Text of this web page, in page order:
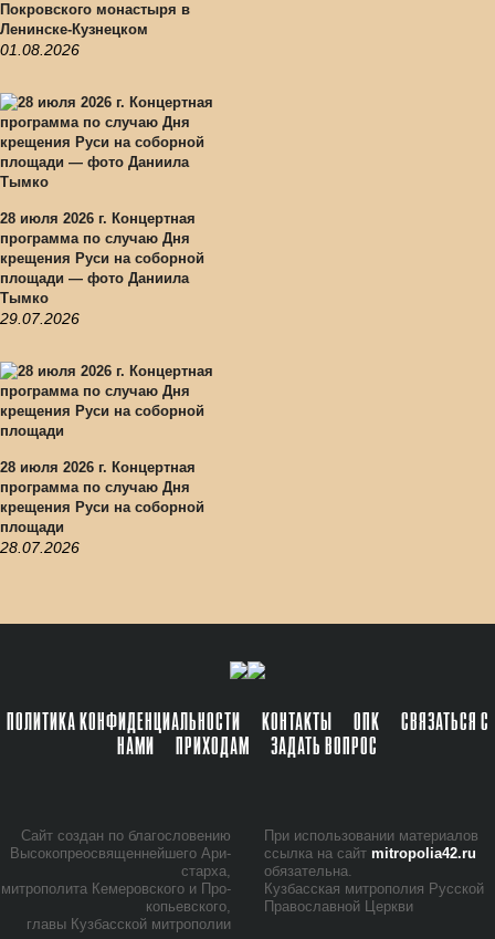
Покровского монастыря в
Ленинске-Кузнецком
01.08.2026
28 июля 2026 г. Концертная
программа по случаю Дня
крещения Руси на соборной
площади — фото Даниила
Тымко
29.07.2026
28 июля 2026 г. Концертная
программа по случаю Дня
крещения Руси на соборной
площади
28.07.2026
ПОЛИТИКА КОНФИДЕНЦИАЛЬНОСТИ КОНТАКТЫ ОПК
СВЯЗАТЬСЯ С
НАМИ
ПРИХОДАМ ЗАДАТЬ ВОПРОС
Сайт со­здан по бла­го­сло­ве­нию
Вы­со­ко­прео­свя­щен­ней­ше­го Ари­
стар­ха,
мит­ро­по­ли­та Ке­ме­ров­ско­го и Про­
ко­пьев­ско­го,
гла­вы Куз­бас­ской мит­ро­по­лии
При ис­поль­зо­ва­нии ма­те­ри­а­лов
ссыл­ка на сайт mitropolia42.ru
обя­за­тель­на.
Куз­бас­ская мит­ро­по­лия Рус­ской
Пра­во­слав­ной Церк­ви